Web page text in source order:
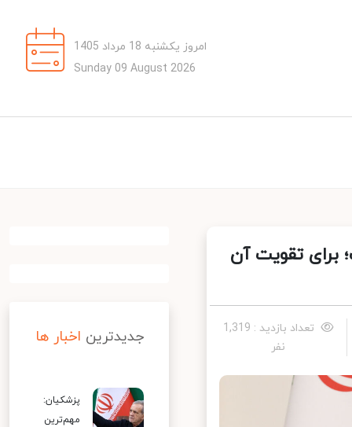
امروز یکشنبه 18 مرداد 1405
Sunday 09 August 2026
تقویت آن
تعداد بازدید : 1,319
نفر
جدیدترین اخبار ها
پزشکیان:
مهم‌ترین